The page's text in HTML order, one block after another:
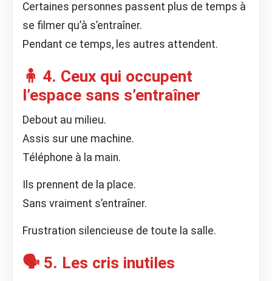
Certaines personnes passent plus de temps à
se filmer qu’à s’entraîner.
Pendant ce temps, les autres attendent.
🧍 4. Ceux qui occupent
l’espace sans s’entraîner
Debout au milieu.
Assis sur une machine.
Téléphone à la main.
Ils prennent de la place.
Sans vraiment s’entraîner.
Frustration silencieuse de toute la salle.
🗣️ 5. Les cris inutiles